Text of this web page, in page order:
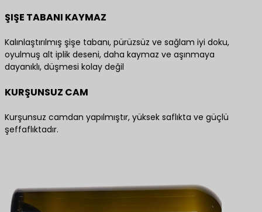
ŞIŞE TABANI KAYMAZ
Kalınlaştırılmış şişe tabanı, pürüzsüz ve sağlam iyi doku,
oyulmuş alt iplik deseni, daha kaymaz ve aşınmaya
dayanıklı, düşmesi kolay değil
KURŞUNSUZ CAM
Kurşunsuz camdan yapılmıştır, yüksek saflıkta ve güçlü
şeffaflıktadır.